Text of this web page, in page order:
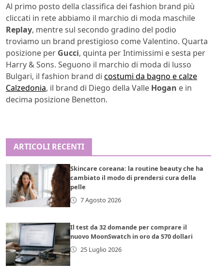
Al primo posto della classifica dei fashion brand più
cliccati in rete abbiamo il marchio di moda maschile
Replay, mentre sul secondo gradino del podio
troviamo un brand prestigioso come Valentino. Quarta
posizione per Gucci, quinta per Intimissimi e sesta per
Harry & Sons. Seguono il marchio di moda di lusso
Bulgari, il fashion brand di costumi da bagno e calze
Calzedonia, il brand di Diego della Valle Hogan e in
decima posizione Benetton.
ARTICOLI RECENTI
Skincare coreana: la routine beauty che ha
cambiato il modo di prendersi cura della
pelle
7 Agosto 2026
Il test da 32 domande per comprare il
nuovo MoonSwatch in oro da 570 dollari
25 Luglio 2026